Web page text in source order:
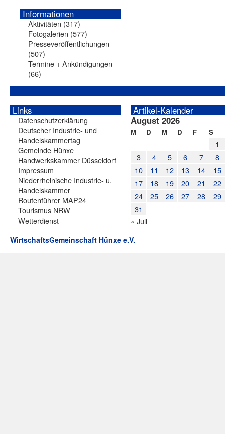
Informationen
Aktivitäten (317)
Fotogalerien (577)
Presseveröffentlichungen
(507)
Termine + Ankündigungen
(66)
Links
Datenschutzerklärung
Deutscher Industrie- und
Handelskammertag
Gemeinde Hünxe
Handwerkskammer Düsseldorf
Impressum
Niederrheinische Industrie- u.
Handelskammer
Routenführer MAP24
Tourismus NRW
Wetterdienst
Artikel-Kalender
August 2026
M D M D F S
1
3
4 5 6 7
8
10
11 12 13 14
15
17
18 19 20 21
22
24
25 26 27 28
29
31
« Juli
WirtschaftsGemeinschaft Hünxe e.V.